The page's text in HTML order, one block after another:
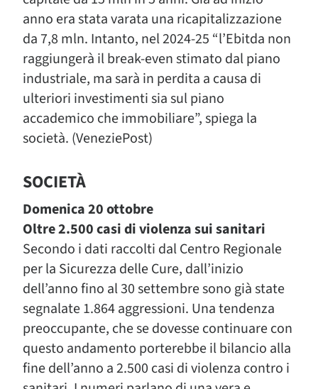
anno era stata varata una ricapitalizzazione
da 7,8 mln. Intanto, nel 2024-25 “l’Ebitda non
raggiungerà il break-even stimato dal piano
industriale, ma sarà in perdita a causa di
ulteriori investimenti sia sul piano
accademico che immobiliare”, spiega la
società. (VeneziePost)
SOCIETÀ
Domenica 20 ottobre
Oltre 2.500 casi di violenza sui sanitari
Secondo i dati raccolti dal Centro Regionale
per la Sicurezza delle Cure, dall’inizio
dell’anno fino al 30 settembre sono già state
segnalate 1.864 aggressioni. Una tendenza
preoccupante, che se dovesse continuare con
questo andamento porterebbe il bilancio alla
fine dell’anno a 2.500 casi di violenza contro i